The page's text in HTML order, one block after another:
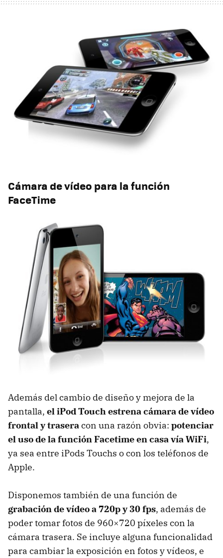
Cámara de vídeo para la función
FaceTime
Además del cambio de diseño y mejora de la
pantalla, el iPod Touch estrena cámara de vídeo
frontal y traseracon una razón obvia: potenciar
el uso de la función Facetime en casa vía WiFi,
ya sea entre iPods Touchs o con los teléfonos de
Apple.
Disponemos también de una función de
grabación de vídeo a 720p y 30 fps, además de
poder tomar fotos de 960×720 píxeles con la
cámara trasera. Se incluye alguna funcionalidad
para cambiar la exposición en fotos y vídeos, e